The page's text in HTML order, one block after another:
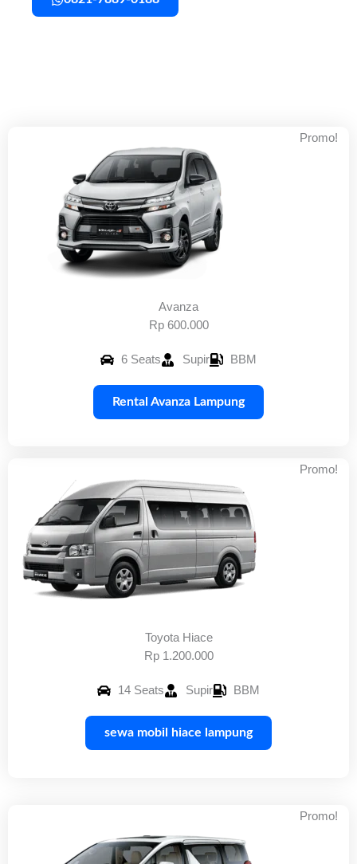
Avanza
Rp 600.000
6 Seats Supir BBM
Rental Avanza Lampung
Promo!
Toyota Hiace
Rp 1.200.000
14 Seats Supir BBM
sewa mobil hiace lampung
Promo!
Promo!